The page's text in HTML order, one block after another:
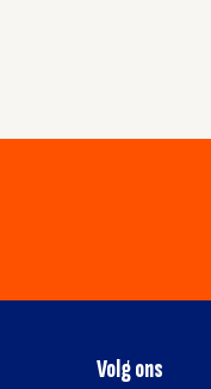
Volg ons